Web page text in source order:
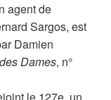
agent de
Sargos, est
Damien
Dames, n°
le 127e, un